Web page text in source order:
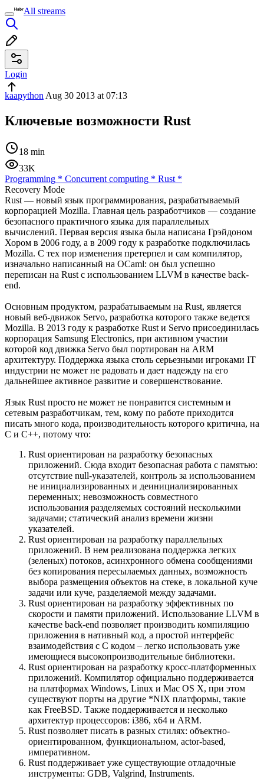
All streams
Login
kaapython Aug 30 2013 at 07:13
Ключевые возможности Rust
18 min
33K
Programming * Concurrent computing * Rust *
Recovery Mode
Rust — новый язык программирования, разрабатываемый
корпорацией Mozilla. Главная цель разработчиков — создание
безопасного практичного языка для параллельных
вычислений. Первая версия языка была написана Грэйдоном
Хором в 2006 году, а в 2009 году к разработке подключилась
Mozilla. С тех пор изменения претерпел и сам компилятор,
изначально написанный на OCaml: он был успешно
переписан на Rust с использованием LLVM в качестве back-
end.
Основным продуктом, разрабатываемым на Rust, является
новый веб-движок Servo, разработка которого также ведется
Mozilla. В 2013 году к разработке Rust и Servo присоединилась
корпорация Samsung Electronics, при активном участии
которой код движка Servo был портирован на ARM
архитектуру. Поддержка языка столь серьезными игроками IT
индустрии не может не радовать и дает надежду на его
дальнейшее активное развитие и совершенствование.
Язык Rust просто не может не понравится системным и
сетевым разработчикам, тем, кому по работе приходится
писать много кода, производительность которого критична, на
C и C++, потому что:
Rust ориентирован на разработку безопасных
приложений. Сюда входит безопасная работа с памятью:
отсутствие null-указателей, контроль за использованием
не инициализированных и деинициализированных
переменных; невозможность совместного
использования разделяемых состояний несколькими
задачами; статический анализ времени жизни
указателей.
Rust ориентирован на разработку параллельных
приложений. В нем реализована поддержка легких
(зеленых) потоков, асинхронного обмена сообщениями
без копирования пересылаемых данных, возможность
выбора размещения объектов на стеке, в локальной куче
задачи или куче, разделяемой между задачами.
Rust ориентирован на разработку эффективных по
скорости и памяти приложений. Использование LLVM в
качестве back-end позволяет производить компиляцию
приложения в нативный код, а простой интерфейс
взаимодействия с C кодом – легко использовать уже
имеющиеся высокопроизводительные библиотеки.
Rust ориентирован на разработку кросс-платформенных
приложений. Компилятор официально поддерживается
на платформах Windows, Linux и Mac OS X, при этом
существуют порты на другие *NIX платформы, такие
как FreeBSD. Также поддерживается и несколько
архитектур процессоров: i386, x64 и ARM.
Rust позволяет писать в разных стилях: объектно-
ориентированном, функциональном, actor-based,
императивном.
Rust поддерживает уже существующие отладочные
инструменты: GDB, Valgrind, Instruments.